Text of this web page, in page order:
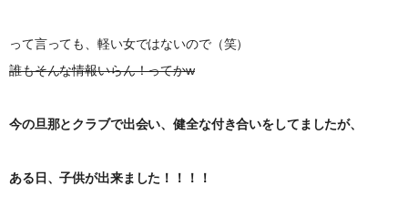
って言っても、軽い女ではないので（笑）
誰もそんな情報いらん！ってかw
今の旦那とクラブで出会い、健全な付き合いをしてましたが、
ある日、子供が出来ました！！！！